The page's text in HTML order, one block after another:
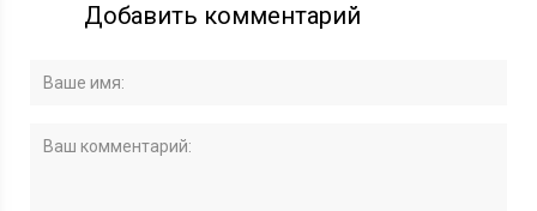
Добавить комментарий